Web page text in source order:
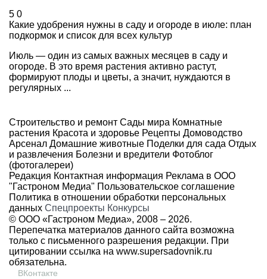
5 0
Какие удобрения нужны в саду и огороде в июле: план
подкормок и список для всех культур
Июль — один из самых важных месяцев в саду и
огороде. В это время растения активно растут,
формируют плоды и цветы, а значит, нуждаются в
регулярных ...
Строительство и ремонт Сады мира Комнатные
растения Красота и здоровье Рецепты Домоводство
Арсенал Домашние животные Поделки для сада Отдых
и развлечения Болезни и вредители Фотоблог
(фотогалереи)
Редакция Контактная информация Реклама в ООО
"Гастроном Медиа" Пользовательское соглашение
Политика в отношении обработки персональных
данных Спецпроекты Конкурсы
© ООО «Гастроном Медиа», 2008 – 2026.
Перепечатка материалов данного сайта возможна
только с письменного разрешения редакции. При
цитировании ссылка на www.supersadovnik.ru
обязательна.
ВКонтакте